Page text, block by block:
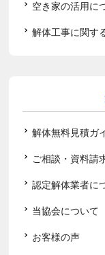
空き家の活用に
解体工事に関す
解体無料見積ガ
ご相談・資料請
認定解体業者に
当協会について
お客様の声